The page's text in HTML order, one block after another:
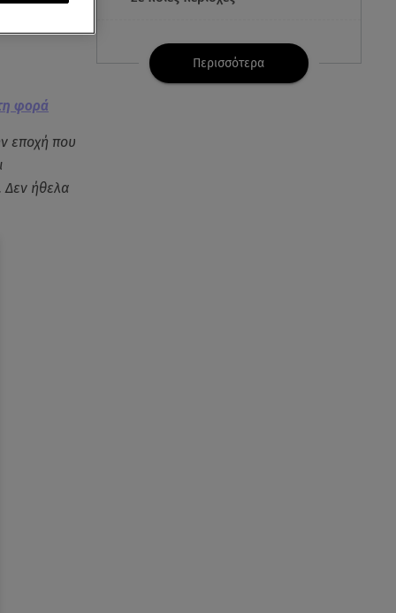
07.08.26 , 21:32
Κρήτη: Τουρίστας ρωτούσε
πόσο να πληρώσει για να
Περισσότερα
φορά
εποχή που
Δεν ήθελα